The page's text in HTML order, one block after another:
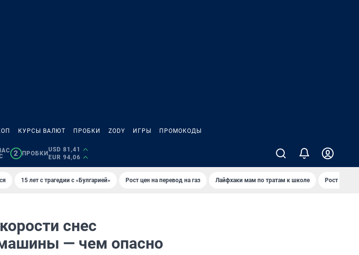
КУРСЫ ВАЛЮТ ПРОБКИ ZODY ИГРЫ ПРОМОКОДЫ
2 ПРОБКИ
USD 81,41
EUR 94,06
15 лет с трагедии с «Булгарией» Рост цен на перевод на газ Лайфхаки мам по тратам к школе Рост цен на
снес
— чем опасно